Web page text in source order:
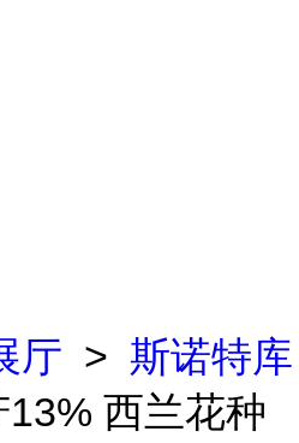
厅 > 斯诺特库
西兰花种